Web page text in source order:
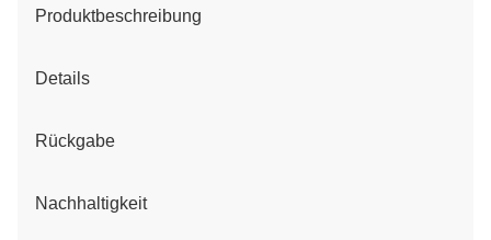
Produktbeschreibung
Details
Rückgabe
Nachhaltigkeit